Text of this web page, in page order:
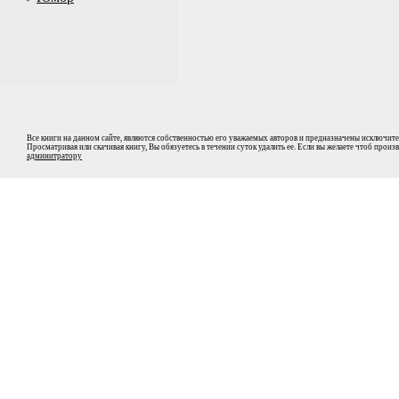
Все книги на данном сайте, являются собственностью его уважаемых авторов и предназначены
Просматривая или скачивая книгу, Вы обязуетесь в течении суток удалить ее. Если вы желаете чтоб
админитратору